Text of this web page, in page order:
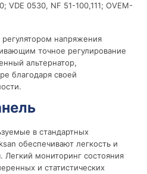
VDE 0530, NF 51-100,111; OVEM-
напряжения
точное регулирование
альтернатор,
благодаря своей
в стандартных
обеспечивают легкость и
Легкий мониторинг состояния
и статистических